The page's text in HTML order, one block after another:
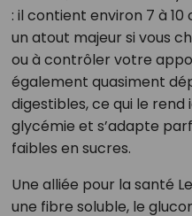
: il contient environ 7 à
un atout majeur si vous
ou à contrôler votre
également quasiment
digestibles, ce qui le
glycémie et s’adapte
faibles en sucres.
Une alliée pour la santé
une fibre soluble, le